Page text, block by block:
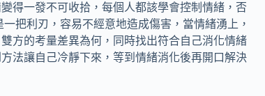
得一發不可收拾，每個人都該學會控制情緒，否
把利刃，容易不經意地造成傷害，當情緒湧上，
方的考量差異為何，同時找出符合自己消化情緒
法讓自己冷靜下來，等到情緒消化後再開口解決